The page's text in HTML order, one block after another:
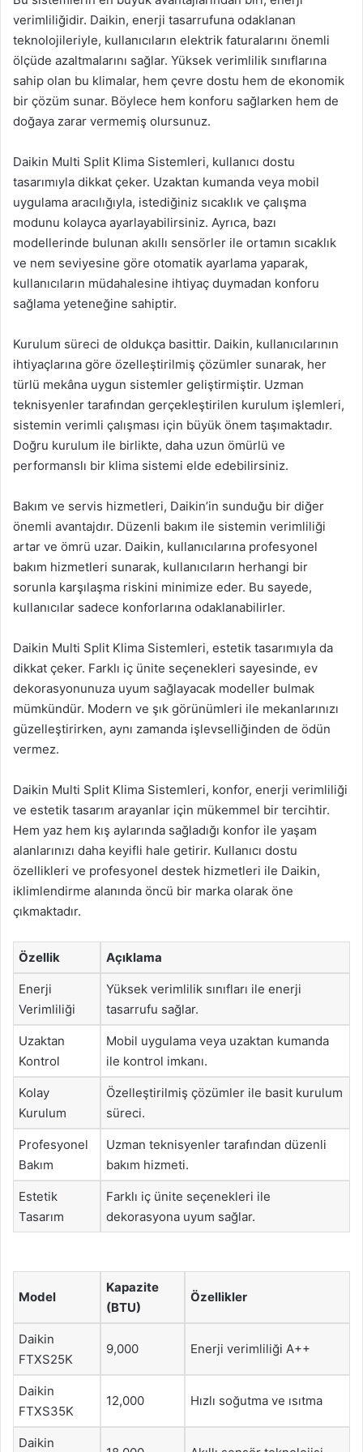
verimliliğidir. Daikin, enerji tasarrufuna odaklanan
teknolojileriyle, kullanıcıların elektrik faturalarını önemli
ölçüde azaltmalarını sağlar. Yüksek verimlilik sınıflarına
sahip olan bu klimalar, hem çevre dostu hem de ekonomik
bir çözüm sunar. Böylece hem konforu sağlarken hem de
doğaya zarar vermemiş olursunuz.
Daikin Multi Split Klima Sistemleri, kullanıcı dostu
tasarımıyla dikkat çeker. Uzaktan kumanda veya mobil
uygulama aracılığıyla, istediğiniz sıcaklık ve çalışma
modunu kolayca ayarlayabilirsiniz. Ayrıca, bazı
modellerinde bulunan akıllı sensörler ile ortamın sıcaklık
ve nem seviyesine göre otomatik ayarlama yaparak,
kullanıcıların müdahalesine ihtiyaç duymadan konforu
sağlama yeteneğine sahiptir.
Kurulum süreci de oldukça basittir. Daikin, kullanıcılarının
ihtiyaçlarına göre özelleştirilmiş çözümler sunarak, her
türlü mekâna uygun sistemler geliştirmiştir. Uzman
teknisyenler tarafından gerçekleştirilen kurulum işlemleri,
sistemin verimli çalışması için büyük önem taşımaktadır.
Doğru kurulum ile birlikte, daha uzun ömürlü ve
performanslı bir klima sistemi elde edebilirsiniz.
Bakım ve servis hizmetleri, Daikin’in sunduğu bir diğer
önemli avantajdır. Düzenli bakım ile sistemin verimliliği
artar ve ömrü uzar. Daikin, kullanıcılarına profesyonel
bakım hizmetleri sunarak, kullanıcıların herhangi bir
sorunla karşılaşma riskini minimize eder. Bu sayede,
kullanıcılar sadece konforlarına odaklanabilirler.
Daikin Multi Split Klima Sistemleri, estetik tasarımıyla da
dikkat çeker. Farklı iç ünite seçenekleri sayesinde, ev
dekorasyonunuza uyum sağlayacak modeller bulmak
mümkündür. Modern ve şık görünümleri ile mekanlarınızı
güzelleştirirken, aynı zamanda işlevselliğinden de ödün
vermez.
Daikin Multi Split Klima Sistemleri, konfor, enerji verimliliği
ve estetik tasarım arayanlar için mükemmel bir tercihtir.
Hem yaz hem kış aylarında sağladığı konfor ile yaşam
alanlarınızı daha keyifli hale getirir. Kullanıcı dostu
özellikleri ve profesyonel destek hizmetleri ile Daikin,
iklimlendirme alanında öncü bir marka olarak öne
çıkmaktadır.
Özellik Açıklama
Enerji
Verimliliği
Yüksek verimlilik sınıfları ile enerji
tasarrufu sağlar.
Uzaktan
Kontrol
Mobil uygulama veya uzaktan kumanda
ile kontrol imkanı.
Kolay
Kurulum
Özelleştirilmiş çözümler ile basit kurulum
süreci.
Profesyonel
Bakım
Uzman teknisyenler tarafından düzenli
bakım hizmeti.
Estetik
Tasarım
Farklı iç ünite seçenekleri ile
dekorasyona uyum sağlar.
Model
Kapazite
(BTU)
Özellikler
Daikin
FTXS25K
9,000 Enerji verimliliği A++
Daikin
FTXS35K
12,000 Hızlı soğutma ve ısıtma
Daikin